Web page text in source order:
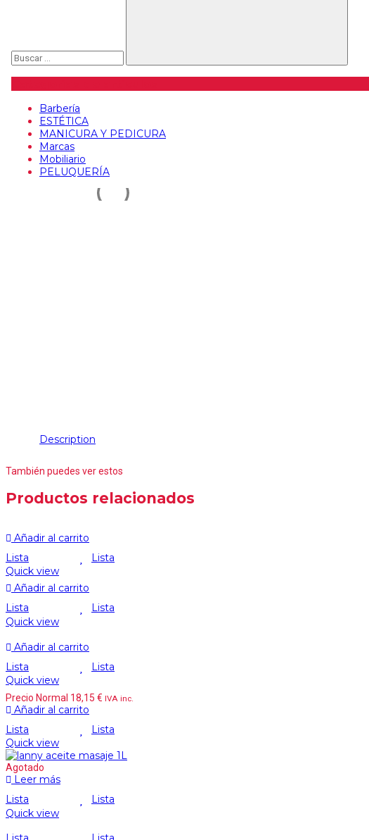
Barbería
ESTÉTICA
MANICURA Y PEDICURA
Marcas
Mobiliario
PELUQUERÍA
Description
También puedes ver estos
Productos relacionados
Añadir al carrito
Lista
Lista
Quick view
Añadir al carrito
Lista
Lista
Quick view
Añadir al carrito
Lista
Lista
Quick view
Precio Normal 18,15 € IVA inc.
Añadir al carrito
Lista
Lista
Quick view
Agotado
Leer más
Lista
Lista
Quick view